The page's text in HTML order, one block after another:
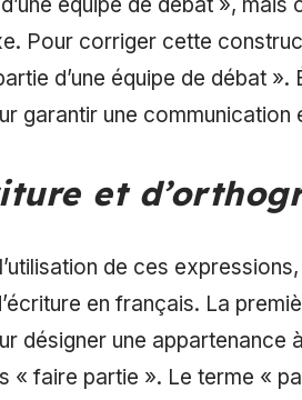
Pour corriger cette
d’une équipe de débat
garantir une communication
et
de ces
en français. La
désigner une appartenance
« faire partie ». Le terme «